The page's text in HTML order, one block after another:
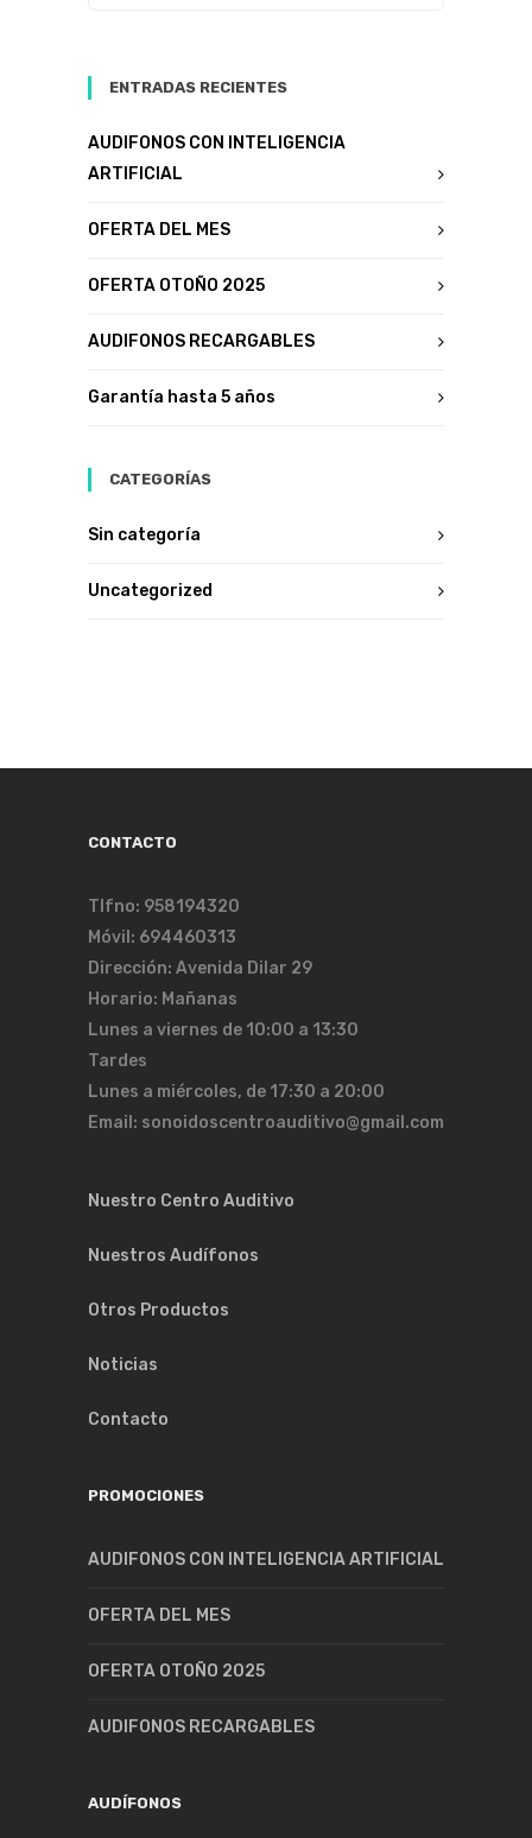
ENTRADAS RECIENTES
AUDIFONOS CON INTELIGENCIA
ARTIFICIAL
OFERTA DEL MES
OFERTA OTOÑO 2025
AUDIFONOS RECARGABLES
Garantía hasta 5 años
CATEGORÍAS
Sin categoría
Uncategorized
CONTACTO
Tlfno: 958194320
Móvil: 694460313
Dirección: Avenida Dilar 29
Horario: Mañanas
Lunes a viernes de 10:00 a 13:30
Tardes
Lunes a miércoles, de 17:30 a 20:00
Email: sonoidoscentroauditivo@gmail.com
Nuestro Centro Auditivo
Nuestros Audífonos
Otros Productos
Noticias
Contacto
PROMOCIONES
AUDIFONOS CON INTELIGENCIA ARTIFICIAL
OFERTA DEL MES
OFERTA OTOÑO 2025
AUDIFONOS RECARGABLES
AUDÍFONOS